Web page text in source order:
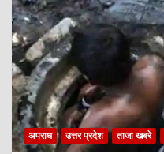
अपराध उत्तर प्रदेश ताजा खबरे